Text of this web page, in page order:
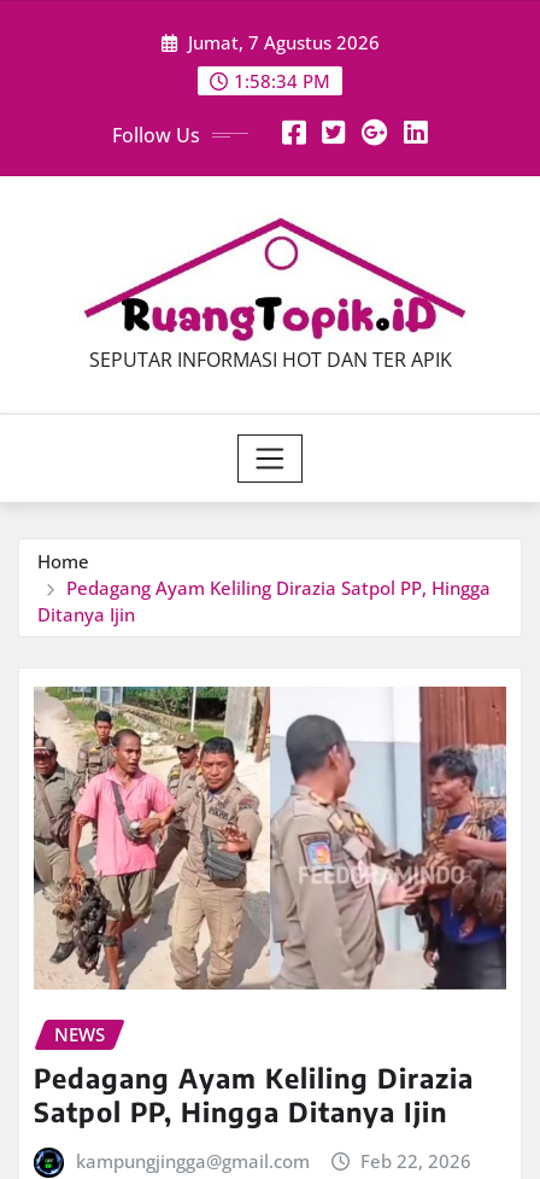
Jumat, 7 Agustus 2026
1:58:35 PM
Follow Us
SEPUTAR INFORMASI HOT DAN TER APIK
Home
Pedagang Ayam Keliling Dirazia Satpol PP, Hingga
Ditanya Ijin
NEWS
Pedagang Ayam Keliling Dirazia
Satpol PP, Hingga Ditanya Ijin
kampungjingga@gmail.com
Feb 22, 2026